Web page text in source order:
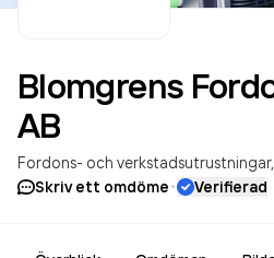
Blomgrens
AB
Fordons- och verkstadsutrustningar
Skriv ett omdöme· Verifierad